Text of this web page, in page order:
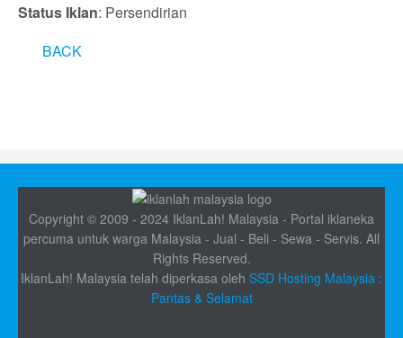
Status Iklan: Persendirian
BACK
Copyright © 2009 - 2024 IklanLah! Malaysia - Portal iklaneka
percuma untuk warga Malaysia - Jual - Beli - Sewa - Servis. All
Rights Reserved.
IklanLah! Malaysia telah diperkasa oleh SSD Hosting Malaysia :
Pantas & Selamat